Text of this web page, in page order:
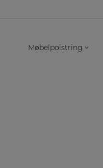
Møbelpolstring